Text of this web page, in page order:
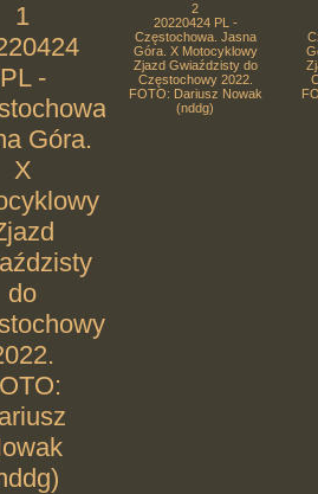
1
PL -
Góra.
X
do
2
20220424 PL -
Częstochowa. Jasna
Góra. X Motocyklowy
Zjazd Gwiaździsty do
Częstochowy 2022.
FOTO: Dariusz Nowak
(nddg)